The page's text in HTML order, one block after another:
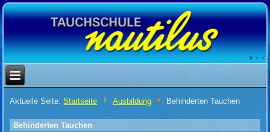
Aktuelle Seite:Startseite Ausbildung Behinderten Tauchen
Behinderten Tauchen